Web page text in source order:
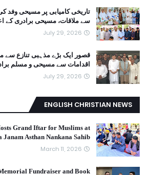
تاریخی کامیابی پر مسیحی وفد
سے ملاقات، مسیحی برادری کے
July 29, 2026
قصور ایک بڑے مذہبی تنازع سے
اقدامات سے مسیحی و مسلم
July 29, 2026
ENGLISH CHRISTIAN NEWS
Grand Iftar for Muslims at
Janam Asthan Nankana Sahib
March 11, 2026
Fundraiser and Book